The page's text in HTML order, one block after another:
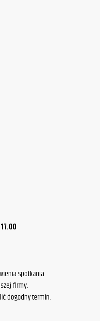
spotkania
firmy.
dogodny termin.